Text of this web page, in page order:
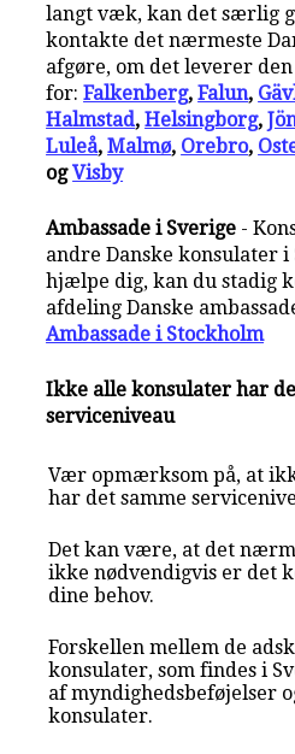
langt væk, kan det særlig
kontakte det nærmeste
afgøre, om det leverer
for:Falkenberg,Falun,
Halmstad,Helsingborg,
Luleå,Malmø, Orebro,
ogVisby
Ambassade i Sverige -
andre Danske konsulater
hjælpe dig, kan du stadig
afdeling Danske
Ambassade i Stockholm
Ikke alle konsulater har
serviceniveau
Vær opmærksom på, at
har det samme
Det kan være, at det
ikke nødvendigvis er det
dine behov.
Forskellen mellem de
konsulater, som findes i
af myndighedsbeføjelser
konsulater.